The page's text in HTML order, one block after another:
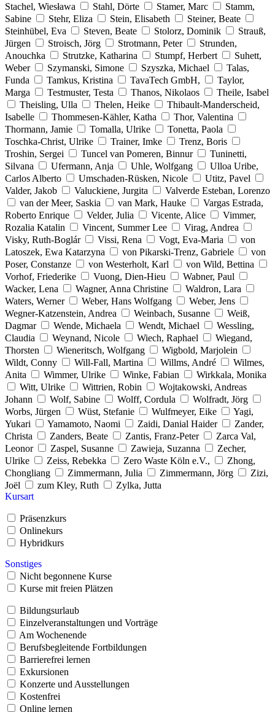
Stachel, Wiesława
Stahl, Dörte Stamer, Marc
Stamm,
Sabine
Stehr, Eliza Stein, Elisabeth
Steiner, Beate
Steinhübel, Eva
Steven, Beate Stolorz, Dominik
Strauß,
Jürgen
Stroisch, Jörg Strotmann, Peter
Strunden,
Anouchka
Strutzke, Katharina Stumpf, Herbert
Suhett,
Weber
Szymanski, Simone Szyszka, Michael
Talas,
Funda
Tamkus, Kristina TavaTech GmbH,
Taylor,
Marga
Testmuster, Testa Thanos, Nikolaos
Theile, Isabel
Theisling, Ulla
Thelen, Heike
Thibault-Manderscheid,
Isabelle
Thommesen-Kähler, Katha
Thor, Valentina
Thormann, Jamie
Tomalla, Ulrike
Tonetta, Paola
Toschka-Christ, Ulrike
Trainer, Imke
Trenz, Boris
Troshin, Sergei
Tuncel van Pomeren, Binnur
Tuninetti,
Silvana
Ufermann, Anja Uhle, Wolfgang
Ulloa Uribe,
Carlos Alberto
Umschaden-Rüsken, Nicole
Utitz, Pavel
Valder, Jakob
Valuckiene, Jurgita
Valverde Esteban, Lorenzo
van der Meer, Saskia
van Mark, Hauke
Vargas Estrada,
Roberto Enrique
Velder, Julia Vicente, Alice
Vimmer,
Rozalia Katalin
Vincent, Summer Lee
Virag, Andrea
Visky, Ruth-Boglár
Vissi, Rena Vogt, Eva-Maria
von
Latoszek, Ewa Katarzyna
von Pikarski-Trenz, Gabriele
von
Poser, Constanze
von Westerholt, Karl
von Wild, Bettina
Vorhof, Friederike
Vuong, Dien-Hieu
Wabner, Paul
Wacker, Lena
Wagner, Anna Christine
Waldron, Lara
Waters, Werner
Weber, Hans Wolfgang
Weber, Jens
Wegner-Katzenstein, Andrea
Weinbach, Susanne
Weiß,
Dagmar
Wende, Michaela Wendt, Michael
Wessling,
Claudia
Weynand, Nicole Wiech, Raphael
Wiegand,
Thorsten
Wieneritsch, Wolfgang
Wigbold, Marjolein
Wildt, Conny
Will-Fall, Martina Willms, André
Wilmes,
Anita
Wimmer, Ulrike Winke, Fabian
Wirkkala, Monika
Witt, Ulrike
Wittrien, Robin
Wojtakowski, Andreas
Johann
Wolf, Sabine Wolff, Cordula
Wolfradt, Jörg
Worbs, Jürgen
Wüst, Stefanie Wulfmeyer, Eike
Yagi,
Yukari
Yamamoto, Naomi Zaidi, Danial Haider
Zander,
Christa
Zanders, Beate Zantis, Franz-Peter
Zarca Val,
Leonor
Zaspel, Susanne Zawieja, Suzanna
Zecher,
Ulrike
Zeiss, Rebekka Zero Waste Köln e.V.,
Zhong,
Chongliang
Zimmermann, Julia Zimmermann, Jörg
Zizi,
Joël
zum Kley, Ruth
Zylka, Jutta
Kursart
Präsenzkurs
Onlinekurs
Hybridkurs
Sonstiges
Nicht begonnene Kurse
Kurse mit freien Plätzen
Bildungsurlaub
Einzelveranstaltungen und Vorträge
Am Wochenende
Berufsbegleitende Fortbildungen
Barrierefrei lernen
Exkursionen
Konzerte und Ausstellungen
Kostenfrei
Online lernen